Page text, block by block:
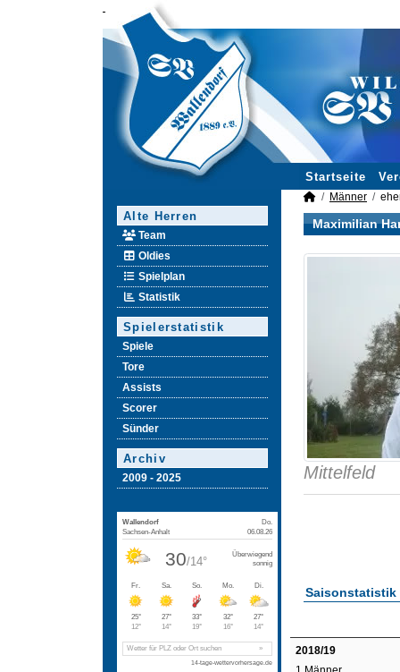
Startseite
Alte Herren
Team
Oldies
Spielplan
Statistik
Spielerstatistik
Spiele
Tore
Assists
Scorer
Sünder
Archiv
2009 - 2025
Männer
Maximilian
Mittelfeld
Saisonstatistik
2018/19